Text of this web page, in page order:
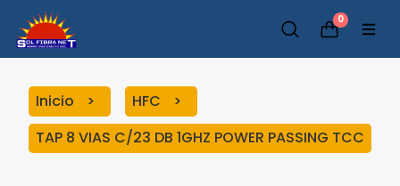
0
Inicio
HFC
TAP 8 VIAS C/23 DB 1GHZ POWER PASSING TCC